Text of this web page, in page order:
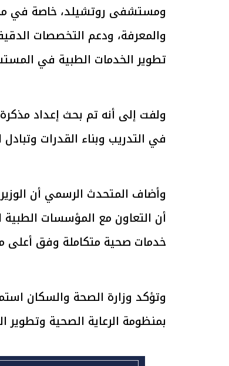
ومستشفى روتشيلد، خاصة في
والمعرفة، ودعم التخصصات
تطوير الخدمات الطبية في
ولفت إلى أنه تم بحث إعداد
في التدريب وبناء القدرات
وأضاف المتحدث الرسمي أن
أن التعاون مع المؤسسات
خدمات صحية متكاملة وفق أعلى
وتؤكد وزارة الصحة والسكان
بمنظومة الرعاية الصحية وتطوير
استمرار الأزمة في الشرق الأوسط